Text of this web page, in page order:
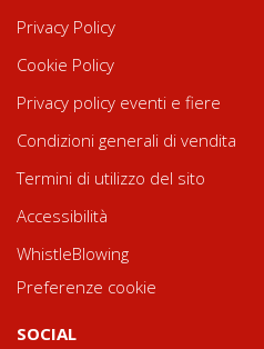
Privacy Policy
Cookie Policy
Privacy policy eventi e fiere
Condizioni generali di vendita
Termini di utilizzo del sito
Accessibilità
WhistleBlowing
Preferenze cookie
SOCIAL